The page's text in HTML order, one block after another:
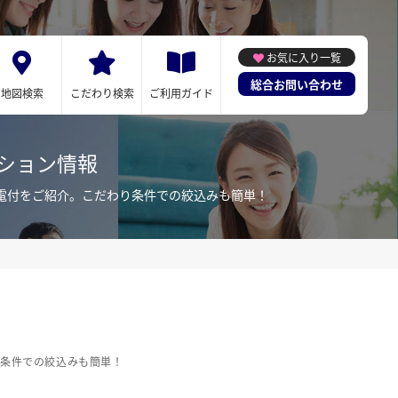
地図検索 こだわり検索 ご利用ガイド
お気に入り一覧
総合お問い合わせ
ョン情報
をご紹介。こだわり条件での絞込みも簡単！
件での絞込みも簡単！